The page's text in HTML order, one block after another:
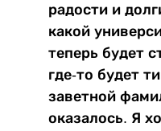
радости и
какой
теперь будет
где-то будет
заветной
оказалось. Я